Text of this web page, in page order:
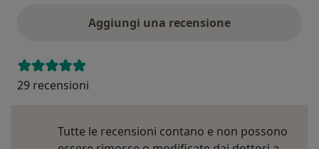
Aggiungi una recensione
29 recensioni
Tutte le recensioni contano e non possono